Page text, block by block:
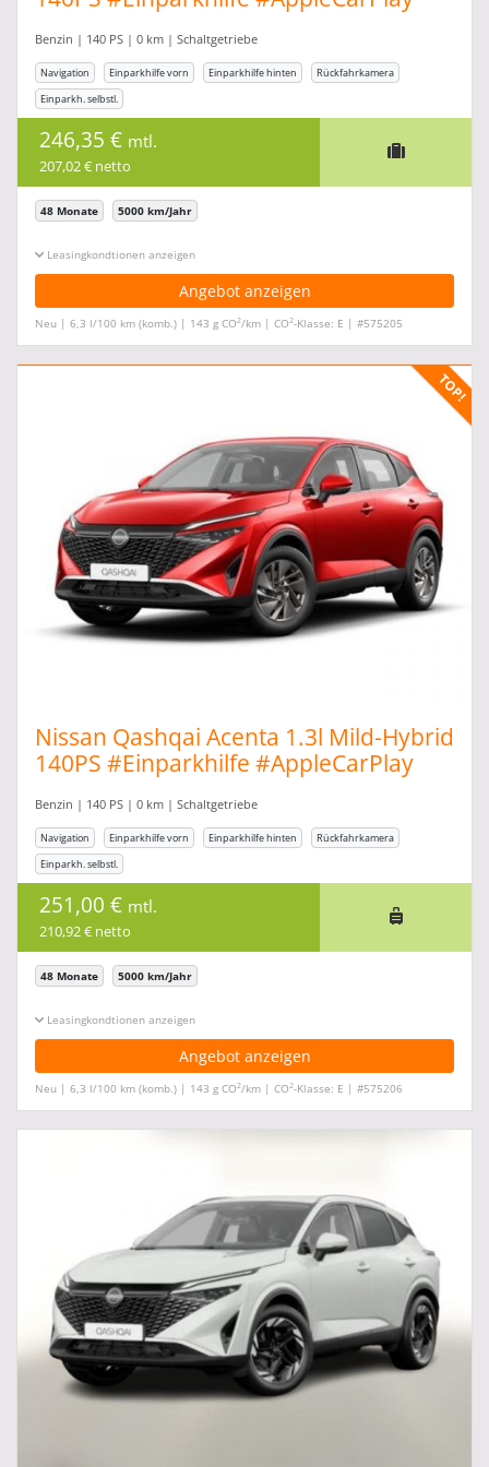
Benzin | 140 PS | 0 km | Schaltgetriebe
Navigation Einparkhilfe vorn Einparkhilfe hinten
Rückfahrkamera
Einparkh. selbstl.
246,35 € mtl.
207,02 € netto
48 Monate 5000 km/Jahr
Leasingkonditionen ein-/ausblenden
Angebot anzeigen
Neu | 6,3 l/100 km (komb.) | 143 g CO2/km | CO2-Klasse: E | #575205
Nissan Qashqai Acenta 1.3l Mild-Hybrid
140PS #Einparkhilfe #AppleCarPlay
Benzin | 140 PS | 0 km | Schaltgetriebe
Navigation Einparkhilfe vorn Einparkhilfe hinten
Rückfahrkamera
Einparkh. selbstl.
251,00 € mtl.
210,92 € netto
48 Monate 5000 km/Jahr
Leasingkonditionen ein-/ausblenden
Angebot anzeigen
Neu | 6,3 l/100 km (komb.) | 143 g CO2/km | CO2-Klasse: E | #575206